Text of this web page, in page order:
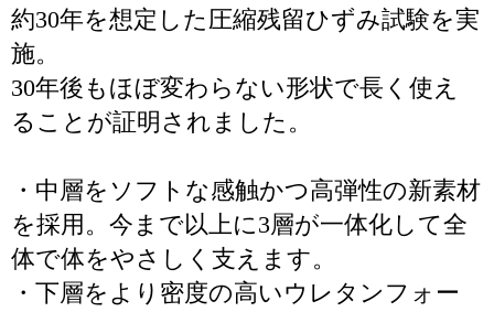
約30年を想定した圧縮残留ひずみ試験を実
施。
30年後もほぼ変わらない形状で長く使え
ることが証明されました。
・中層をソフトな感触かつ高弾性の新素材
を採用。今まで以上に3層が一体化して全
体で体をやさしく支えます。
・下層をより密度の高いウレタンフォー